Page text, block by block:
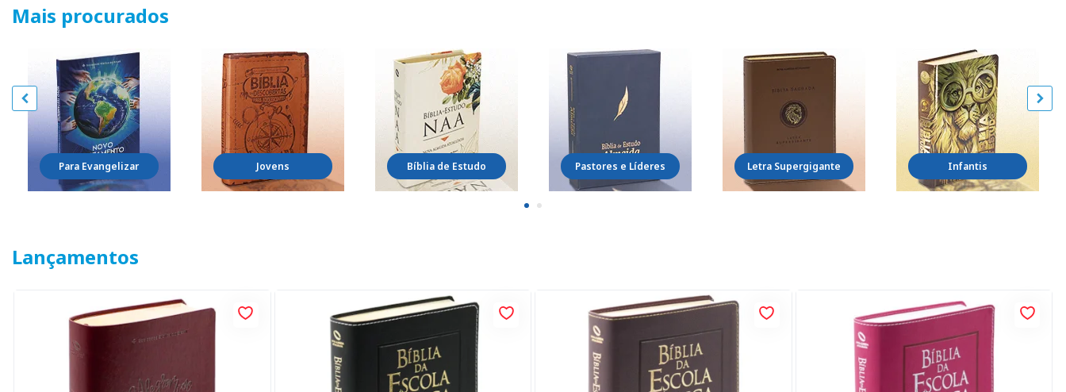
Mais procurados
Para Evangelizar Jovens Bíblia de Estudo Pastores e Líderes Letra Supergigante Infantis
Lançamentos